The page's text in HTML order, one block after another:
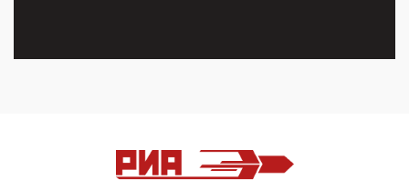
входМошенники активно пользуются аккаунтами на
Госуслугах уме...